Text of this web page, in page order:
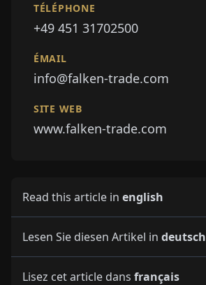
TÉLÉPHONE
+49 451 31702500
ÉMAIL
info@falken-trade.com
SITE WEB
www.falken-trade.com
Read this article in english
Lesen Sie diesen Artikel in deutsch
Lisez cet article dans français